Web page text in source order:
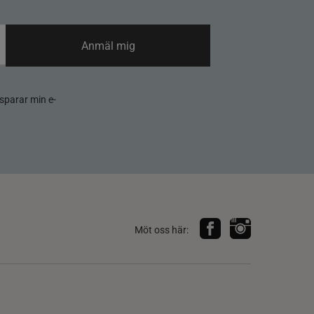
min e-
Anmäl mig
Möt oss här: